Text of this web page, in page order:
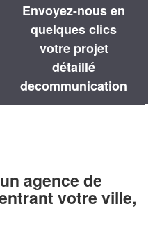
Envoyez-nous en
quelques clics
votre projet
détaillé
decommunication
agence de
votre ville,